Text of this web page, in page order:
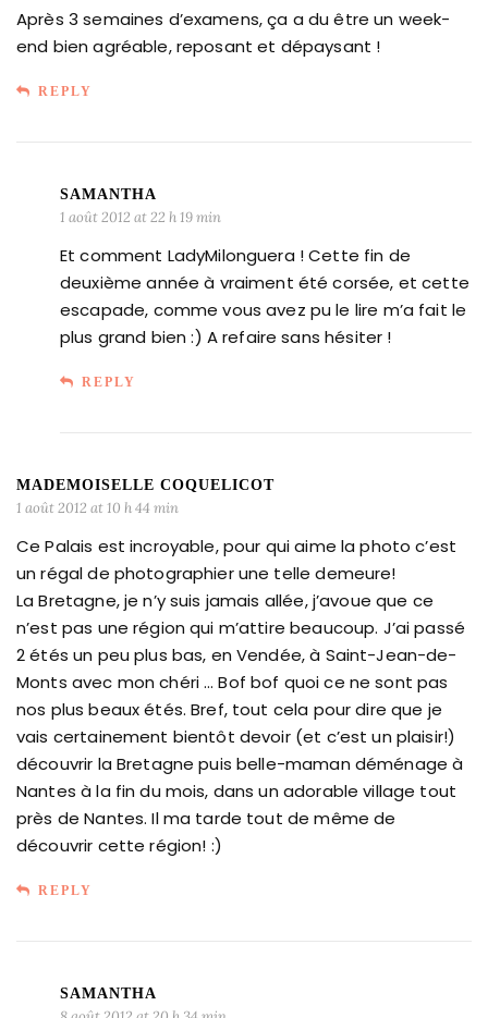
Après 3 semaines d’examens, ça a du être un week-
end bien agréable, reposant et dépaysant !
REPLY
SAMANTHA
1 août 2012 at 22 h 19 min
Et comment LadyMilonguera ! Cette fin de
deuxième année à vraiment été corsée, et cette
escapade, comme vous avez pu le lire m’a fait le
plus grand bien :) A refaire sans hésiter !
REPLY
MADEMOISELLE COQUELICOT
1 août 2012 at 10 h 44 min
Ce Palais est incroyable, pour qui aime la photo c’est
un régal de photographier une telle demeure!
La Bretagne, je n’y suis jamais allée, j’avoue que ce
n’est pas une région qui m’attire beaucoup. J’ai passé
2 étés un peu plus bas, en Vendée, à Saint-Jean-de-
Monts avec mon chéri … Bof bof quoi ce ne sont pas
nos plus beaux étés. Bref, tout cela pour dire que je
vais certainement bientôt devoir (et c’est un plaisir!)
découvrir la Bretagne puis belle-maman déménage à
Nantes à la fin du mois, dans un adorable village tout
près de Nantes. Il ma tarde tout de même de
découvrir cette région! :)
REPLY
SAMANTHA